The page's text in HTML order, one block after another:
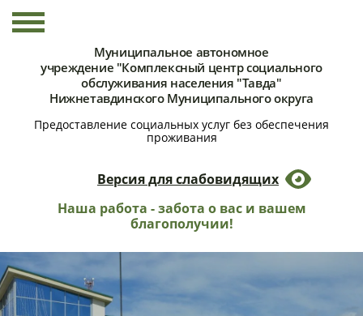
Муниципальное автономное
учреждение "Комплексный центр социального
обслуживания населения "Тавда"
Нижнетавдинского Муниципального округа
Предоставление социальных услуг без обеспечения
проживания
Версия для слабовидящих
Наша работа - забота о вас и вашем
благополучии!